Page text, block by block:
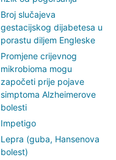
Broj slučajeva
gestacijskog dijabetesa u
porastu diljem Engleske
Promjene crijevnog
mikrobioma mogu
započeti prije pojave
simptoma Alzheimerove
bolesti
Impetigo
Lepra (guba, Hansenova
bolest)